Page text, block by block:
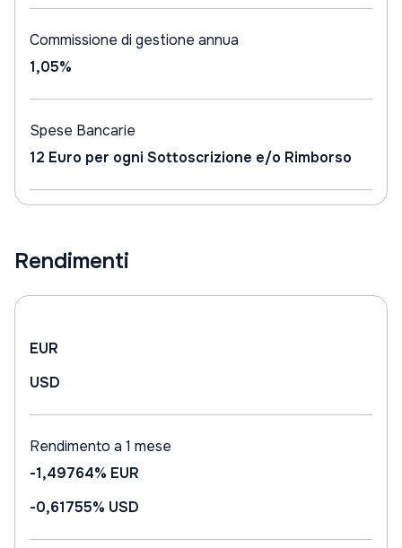
Commissione di gestione annua
1,05%
Spese Bancarie
12 Euro per ogni Sottoscrizione e/o Rimborso
Rendimenti
EUR
USD
Rendimento a 1 mese
-1,49764% EUR
-0,61755% USD